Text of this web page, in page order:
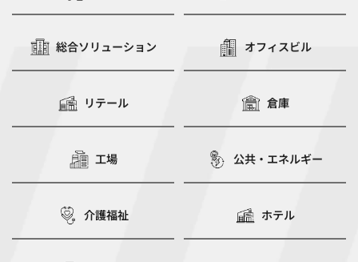
総合ソリューション オフィスビル
リテール 倉庫
工場 公共・エネルギー
介護福祉 ホテル